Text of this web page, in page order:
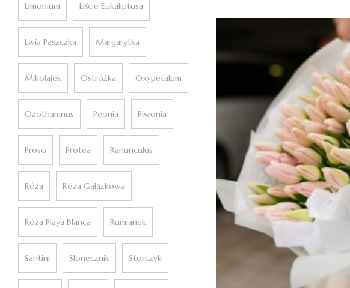
Limonium Liście Eukaliptusa
Lwia Paszczka Margarytka
Mikołajek Ostróżka Oxypetalum
Ozothamnus Peonia Piwonia
Proso Protea Ranunculus
Róża Róża Gałązkowa
Róża Playa Blanca Rumianek
Santini Słonecznik Storczyk